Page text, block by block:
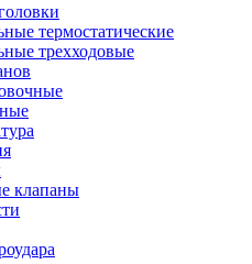
термостатические
трехходовые
клапаны